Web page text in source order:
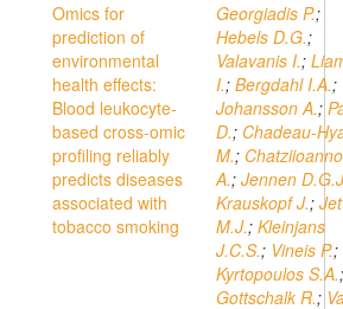
Omics for
prediction of
environmental
health effects:
Blood leukocyte-
based cross-omic
profiling reliably
predicts diseases
associated with
tobacco smoking
Georgiadis P.;
Hebels D.G.;
Valavanis I.;
I.; Bergdahl I.A.;
Johansson A.;
D.; Chadeau-
M.;
A.; Jennen
Krauskopf J.;
M.J.; Kleinjans
J.C.S.; Vineis P.;
Kyrtopoulos S.A.;
Gottschalk R.;